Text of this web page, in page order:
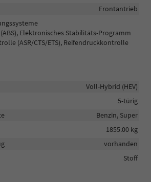
Frontantrieb
Elektronisches Stabilitäts-Programm
(ASR/CTS/ETS), Reifendruckkontrolle
Voll-Hybrid (HEV)
5-türig
Benzin, Super
1855.00 kg
vorhanden
Stoff